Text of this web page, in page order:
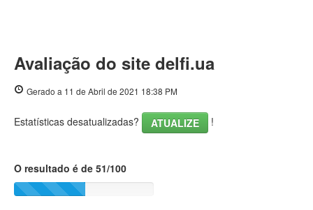
Avaliação do site delfi.ua
Gerado a 11 de Abril de 2021 18:38 PM
Estatísticas desatualizadas? ATUALIZE !
O resultado é de 51/100